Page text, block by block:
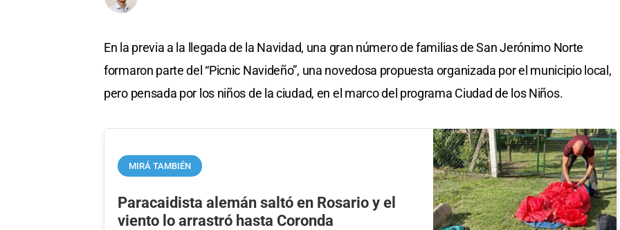
En la previa a la llegada de la Navidad, una gran número de familias de San Jerónimo Norte
formaron parte del “Picnic Navideño”, una novedosa propuesta organizada por el municipio local,
pero pensada por los niños de la ciudad, en el marco del programa Ciudad de los Niños.
MIRÁ TAMBIÉN
Paracaidista alemán saltó en Rosario y el
viento lo arrastró hasta Coronda